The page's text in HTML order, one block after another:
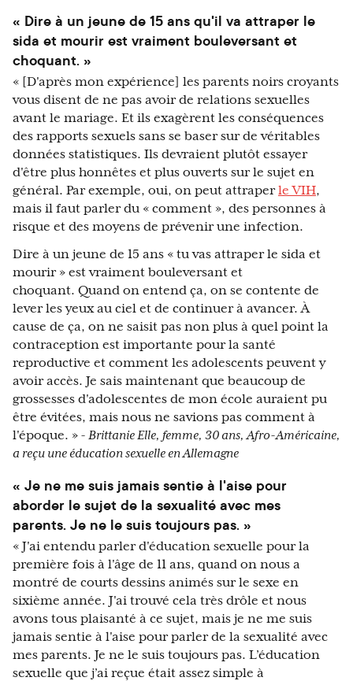
« Dire à un jeune de 15 ans qu'il va attraper le
sida et mourir est vraiment bouleversant et
choquant. »
« [D'après mon expérience] les parents noirs croyants
vous disent de ne pas avoir de relations sexuelles
avant le mariage. Et ils exagèrent les conséquences
des rapports sexuels sans se baser sur de véritables
données statistiques. Ils devraient plutôt essayer
d'être plus honnêtes et plus ouverts sur le sujet en
général. Par exemple, oui, on peut attraperle VIH,
mais il faut parler du « comment », des personnes à
risque et des moyens de prévenir une infection.
Dire à un jeune de 15 ans « tu vas attraper le sida et
mourir » est vraiment bouleversant et
choquant. Quand on entend ça, on se contente de
lever les yeux au ciel et de continuer à avancer. À
cause de ça, on ne saisit pas non plus à quel point la
contraception est importante pour la santé
reproductive et comment les adolescents peuvent y
avoir accès. Je sais maintenant que beaucoup de
grossesses d'adolescentes de mon école auraient pu
être évitées, mais nous ne savions pas comment à
l'époque. » - Brittanie Elle, femme, 30 ans, Afro-Américaine,
a reçu une éducation sexuelle en Allemagne
« Je ne me suis jamais sentie à l'aise pour
aborder le sujet de la sexualité avec mes
parents. Je ne le suis toujours pas. »
« J'ai entendu parler d'éducation sexuelle pour la
première fois à l'âge de 11 ans, quand on nous a
montré de courts dessins animés sur le sexe en
sixième année. J'ai trouvé cela très drôle et nous
avons tous plaisanté à ce sujet, mais je ne me suis
jamais sentie à l'aise pour parler de la sexualité avec
mes parents. Je ne le suis toujours pas. L’éducation
sexuelle que j’ai reçue était assez simple à